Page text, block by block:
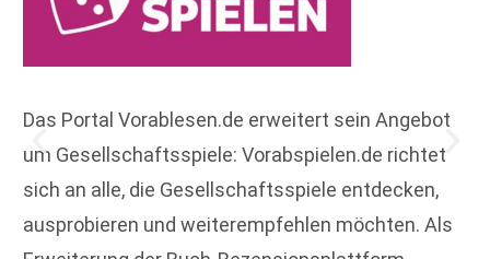
Das Portal Vorablesen.de erweitert sein Angebot
um Gesellschaftsspiele: Vorabspielen.de richtet
sich an alle, die Gesellschaftsspiele entdecken,
ausprobieren und weiterempfehlen möchten. Als